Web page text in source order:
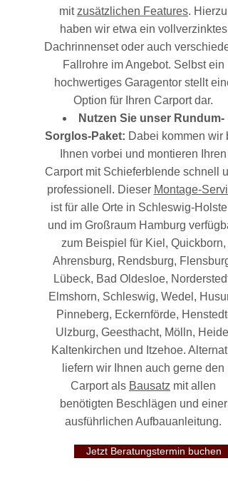
mit zusätzlichen Features. Hierzu
haben wir etwa ein vollverzinktes
Dachrinnenset oder auch
Fallrohre im Angebot. Selbst ein
hochwertiges Garagentor stellt eine
Option für Ihren Carport dar.
Nutzen Sie unser Rundum-
Sorglos-Paket: Dabei kommen wir
Ihnen vorbei und montieren Ihren
Carport mit Schieferblende schnell
professionell. Dieser Montage-
ist für alle Orte in Schleswig-
und im Großraum Hamburg
zum Beispiel für Kiel, Quickborn,
Ahrensburg, Rendsburg, Flensburg,
Lübeck, Bad Oldesloe, Norderstedt,
Elmshorn, Schleswig, Wedel,
Pinneberg, Eckernförde, Henstedt-
Ulzburg, Geesthacht, Mölln, Heide,
Kaltenkirchen und Itzehoe.
liefern wir Ihnen auch gerne den
Carport als Bausatz mit allen
benötigten Beschlägen und einer
ausführlichen Aufbauanleitung.
Jetzt Beratungstermin buchen